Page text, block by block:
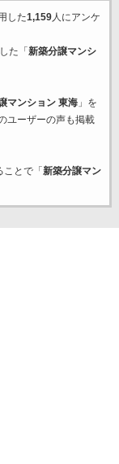
した1,159人にアンケ
た「 新築分譲マンシ
マンション 東海」を
ユーザーの声も掲載
とで「 新築分譲マン